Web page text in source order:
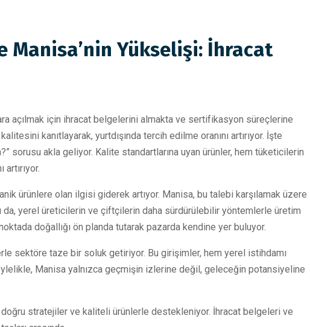
Manisa’nin Yükselişi: İhracat
açılmak için ihracat belgelerini almakta ve sertifikasyon süreçlerine
kanıtlayarak, yurtdışında tercih edilme oranını artırıyor. İşte
sorusu akla geliyor. Kalite standartlarına uyan ürünler, hem tüketicilerin
ürünlere olan ilgisi giderek artıyor. Manisa, bu talebi karşılamak üzere
yerel üreticilerin ve çiftçilerin daha sürdürülebilir yöntemlerle üretim
doğallığı ön planda tutarak pazarda kendine yer buluyor.
sektöre taze bir soluk getiriyor. Bu girişimler, hem yerel istihdamı
Manisa yalnızca geçmişin izlerine değil, geleceğin potansiyeline
stratejiler ve kaliteli ürünlerle destekleniyor. İhracat belgeleri ve